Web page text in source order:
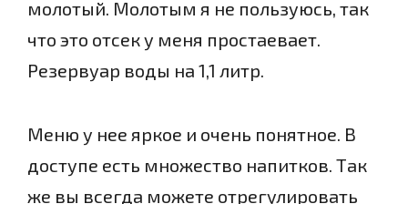
молотый. Молотым я не пользуюсь, так
что это отсек у меня простаевает.
Резервуар воды на 1,1 литр.
Меню у нее яркое и очень понятное. В
доступе есть множество напитков. Так
же вы всегда можете отрегулировать